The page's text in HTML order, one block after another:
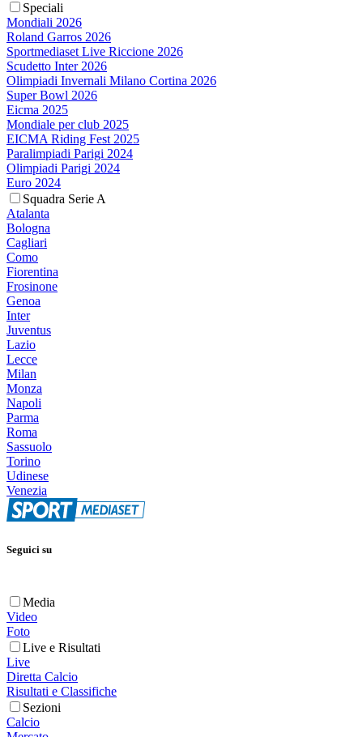
Speciali
Mondiali 2026
Roland Garros 2026
Sportmediaset Live Riccione 2026
Scudetto Inter 2026
Olimpiadi Invernali Milano Cortina 2026
Super Bowl 2026
Eicma 2025
Mondiale per club 2025
EICMA Riding Fest 2025
Paralimpiadi Parigi 2024
Olimpiadi Parigi 2024
Euro 2024
Squadra Serie A
Atalanta
Bologna
Cagliari
Como
Fiorentina
Frosinone
Genoa
Inter
Juventus
Lazio
Lecce
Milan
Monza
Napoli
Parma
Roma
Sassuolo
Torino
Udinese
Venezia
Seguici su
Media
Video
Foto
Live e Risultati
Live
Diretta Calcio
Risultati e Classifiche
Sezioni
Calcio